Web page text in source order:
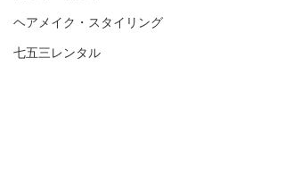
ヘアメイク・スタイリング
七五三レンタル